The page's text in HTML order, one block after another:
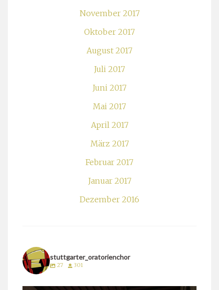
November 2017
Oktober 2017
August 2017
Juli 2017
Juni 2017
Mai 2017
April 2017
März 2017
Februar 2017
Januar 2017
Dezember 2016
stuttgarter_oratorienchor
27 301